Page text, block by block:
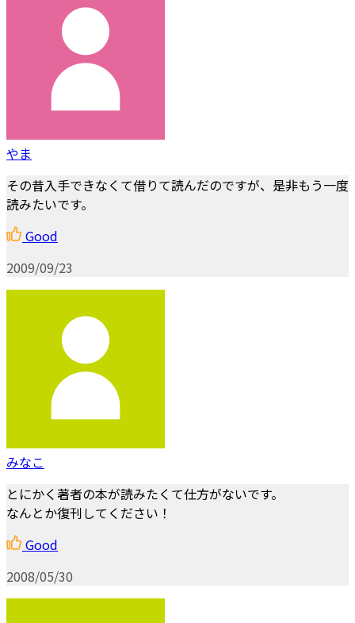
やま
その昔入手できなくて借りて読んだのですが、是非もう一度
読みたいです。
Good
2009/09/23
みなこ
とにかく著者の本が読みたくて仕方がないです。
なんとか復刊してください！
Good
2008/05/30